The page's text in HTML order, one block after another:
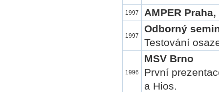
1997 AMPER
1997
Odborný
Testování
1996
MSV Brno
První
a Hios.